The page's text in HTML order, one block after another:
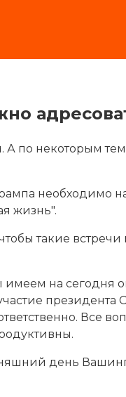
по некоторым
необходимо
жизнь".
такие встречи
имеем на сегодня
президента
Все
день